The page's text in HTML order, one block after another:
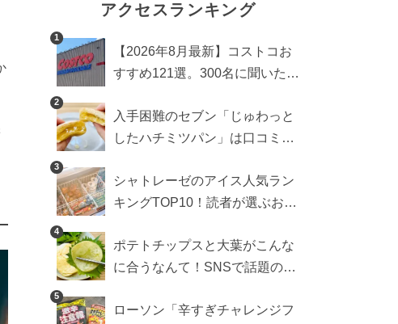
アクセスランキング
1
【2026年8月最新】コストコお
すすめ121選。300名に聞いた買
め商品も
2
入手困難のセブン「じゅわっと
したハチミツパン」は口コミ通
検証
3
シャトレーゼのアイス人気ラン
キングTOP10！読者が選ぶおす
4
ポテトチップスと大葉がこんな
に合うなんて！SNSで話題の食
5
ローソン「辛すぎチャレンジフ